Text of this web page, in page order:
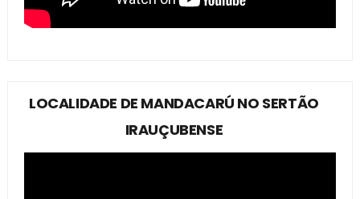
LOCALIDADE DE MANDACARÚ NO SERTÃO
IRAUÇUBENSE